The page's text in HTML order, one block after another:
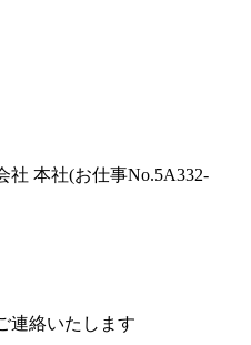
社 本社(お仕事No.5A332-
連絡いたします